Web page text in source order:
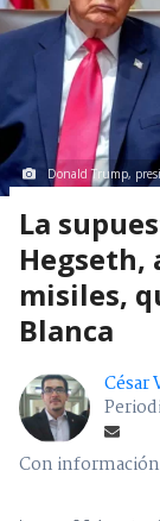
Donald Trump,
La
Hegseth,
misiles,
Blanca
César
Con